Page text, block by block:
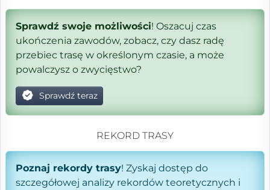
Sprawdź swoje możliwości! Oszacuj czas
ukończenia zawodów, zobacz, czy dasz radę
przebiec trasę w określonym czasie, a może
powalczysz o zwycięstwo?
Sprawdź teraz
REKORD TRASY
Poznaj rekordy trasy! Zyskaj dostęp do
szczegółowej analizy rekordów teoretycznych i